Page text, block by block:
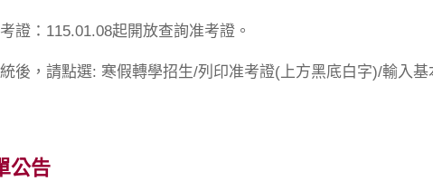
證：115.01.08起開放查詢准考證。
後，請點選: 寒假轉學招生/列印准考證(上方黑底白字)/輸入
公告